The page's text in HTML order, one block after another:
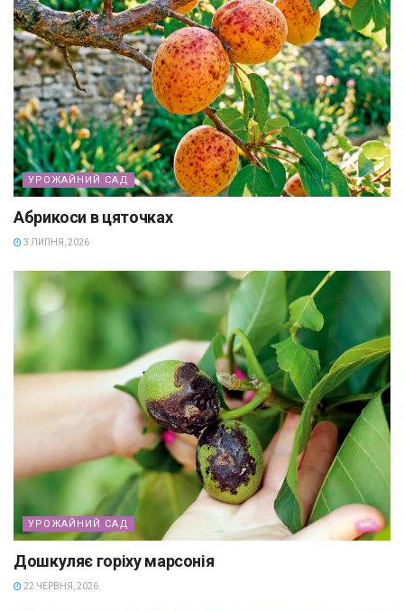
УРОЖАЙНИЙ САД
Абрикоси в цяточках
3 ЛИПНЯ, 2026
УРОЖАЙНИЙ САД
Дошкуляє горіху марсонія
22 ЧЕРВНЯ, 2026